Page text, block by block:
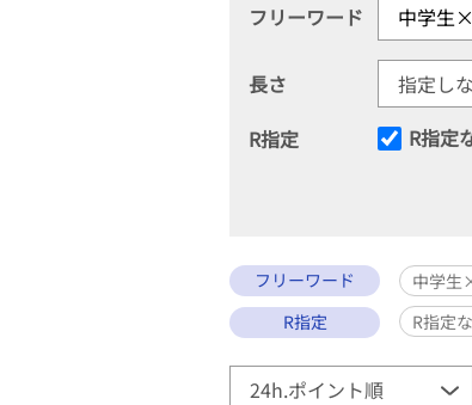
フリーワード
長さ
R指定
R指定
フリーワード
中学生
R指定
R指定